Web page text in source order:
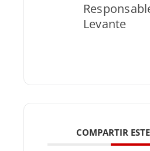
Levante
COMPARTIR